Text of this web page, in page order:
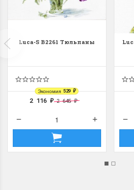
Ларина Евгения
1 апреля 2026 14:55
Luca-S B2261 Тюльпаны
Экономия 529₽
2 116 ₽ 2 645₽